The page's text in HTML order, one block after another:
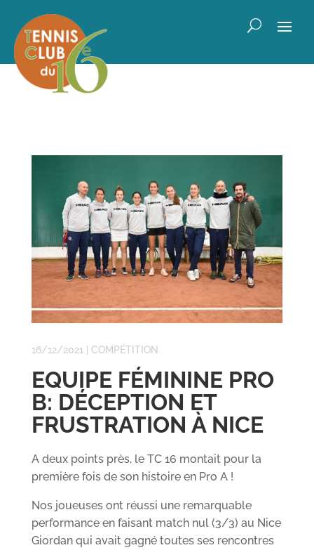
16/12/2021 COMPÉTITION
EQUIPE FÉMININE PRO
B: DÉCEPTION ET
FRUSTRATION À NICE
A deux points près, le TC 16 montait pour la
première fois de son histoire en Pro A !
Nos joueuses ont réussi une remarquable
performance en faisant match nul (3/3) au Nice
Giordan qui avait gagné toutes ses rencontres